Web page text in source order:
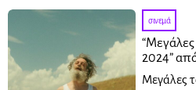
σινεμά
“Μεγάλες
2024”
Μεγάλες